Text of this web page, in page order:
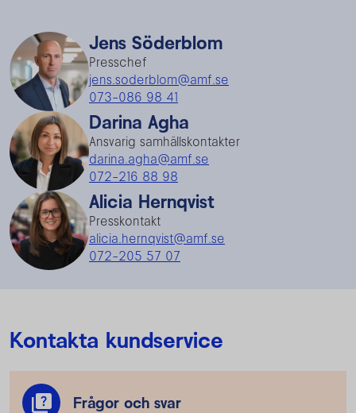
Jens Söderblom
Presschef
jens.soderblom@amf.se
073-086 98 41
Darina Agha
Ansvarig samhällskontakter
darina.agha@amf.se
072-216 88 98
Alicia Hernqvist
Presskontakt
alicia.hernqvist@amf.se
072-205 57 07
Kontakta kundservice
Frågor och svar